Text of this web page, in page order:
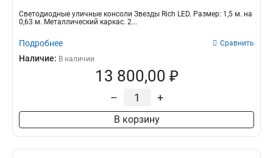
Светодиодные уличные консоли Звезды Rich LED. Размер: 1,5 м. на
0,63 м. Металлический каркас. 2...
Подробнее Сравнить
Наличие: В наличии
13 800,00 ₽
– +
В корзину